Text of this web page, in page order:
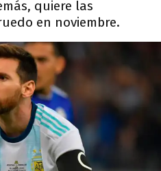
quiere las
en noviembre.